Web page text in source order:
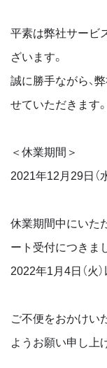
平素は弊社サービ
ざいます。
誠に勝手ながら、
せていただきます。
＜休業期間＞
2021年12月29日（
休業期間中にいた
ート受付につきま
2022年1月4日（火
ご不便をおかけい
ようお願い申し上